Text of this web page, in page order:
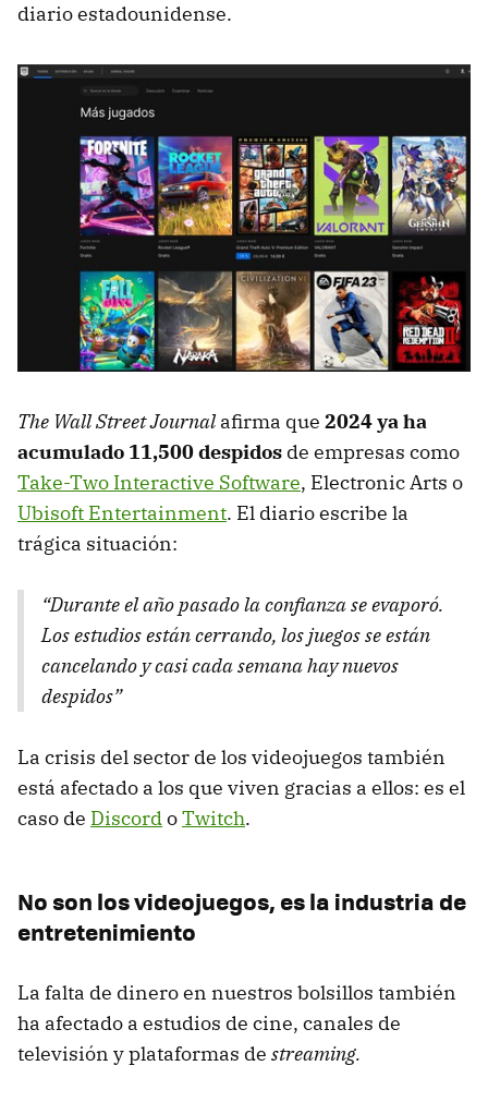
diario estadounidense.
The Wall Street Journalafirma que 2024 ya ha
acumulado 11,500 despidos de empresas como
Take-Two Interactive Software, Electronic Arts o
Ubisoft Entertainment. El diario escribe la
trágica situación:
“Durante el año pasado la confianza se evaporó.
Los estudios están cerrando, los juegos se están
cancelando y casi cada semana hay nuevos
despidos”
La crisis del sector de los videojuegos también
está afectado a los que viven gracias a ellos: es el
caso de DiscordoTwitch.
No son los videojuegos, es la industria de
entretenimiento
La falta de dinero en nuestros bolsillos también
ha afectado a estudios de cine, canales de
televisión y plataformas de streaming.